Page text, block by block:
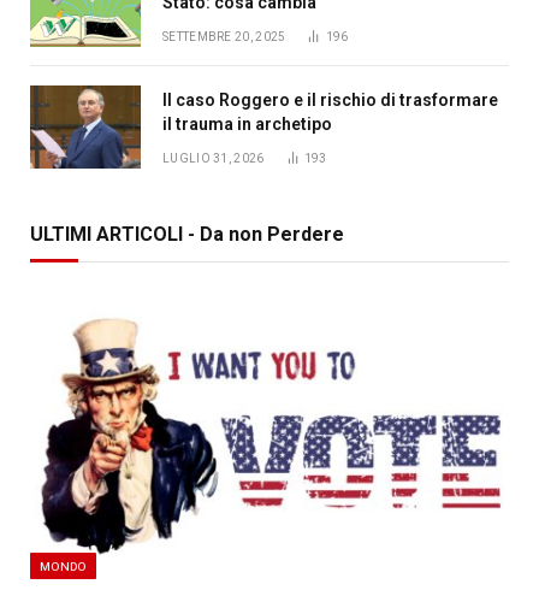
SETTEMBRE 20, 2025 196
Il caso Roggero e il rischio di trasformare
il trauma in archetipo
LUGLIO 31, 2026 193
ULTIMI ARTICOLI - Da non Perdere
MONDO